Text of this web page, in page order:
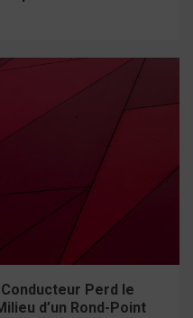
Perd le
d’un Rond-Point